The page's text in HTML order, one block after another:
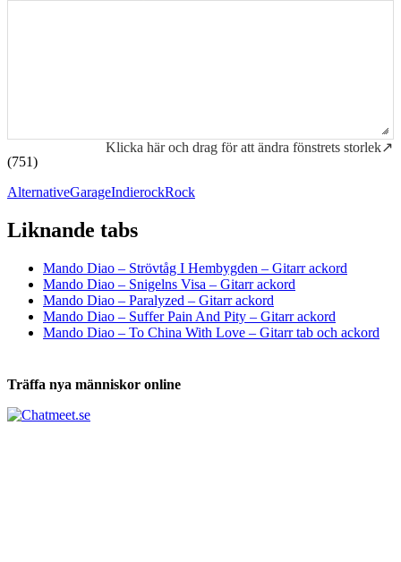
Klicka här och drag för att ändra fönstrets storlek↗
(751)
AlternativeGarageIndierockRock
Liknande tabs
Mando Diao – Strövtåg I Hembygden – Gitarr ackord
Mando Diao – Snigelns Visa – Gitarr ackord
Mando Diao – Paralyzed – Gitarr ackord
Mando Diao – Suffer Pain And Pity – Gitarr ackord
Mando Diao – To China With Love – Gitarr tab och ackord
Träffa nya människor online